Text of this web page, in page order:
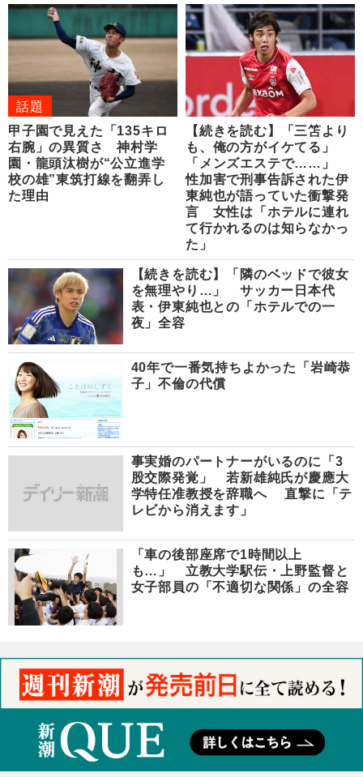
話題
甲子園で見えた「135キロ
右腕」の異質さ 神村学
園・龍頭汰樹が“公立進学
校の雄”東筑打線を翻弄し
た理由
【続きを読む】「三笘より
も、俺の方がイケてる」
「メンズエステで……」
性加害で刑事告訴された伊
東純也が語っていた衝撃発
言 女性は「ホテルに連れ
て行かれるのは知らなかっ
た」
【続きを読む】「隣のベッドで彼女
を無理やり…」 サッカー日本代
表・伊東純也との「ホテルでの一
夜」全容
40年で一番気持ちよかった「岩崎恭
子」不倫の代償
事実婚のパートナーがいるのに「3
股交際発覚」 若新雄純氏が慶應大
学特任准教授を辞職へ 直撃に「テ
レビから消えます」
「車の後部座席で1時間以上
も…」 立教大学駅伝・上野監督と
女子部員の「不適切な関係」の全容